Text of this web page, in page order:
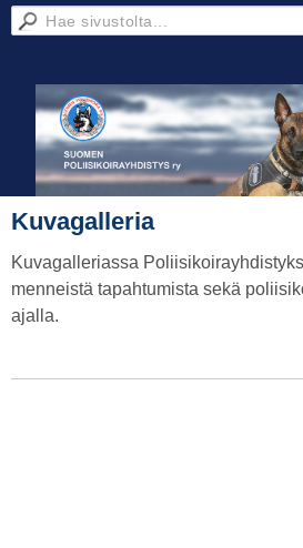
Kuvagalleria
Kuvagalleriassa
menneistä tapahtumista sekä
ajalla.